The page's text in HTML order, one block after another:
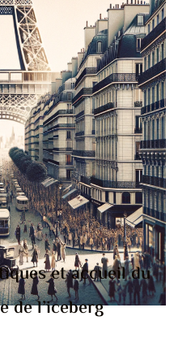
et accueil du
de l’iceberg